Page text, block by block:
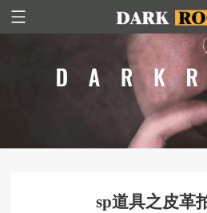
sp道具之皮革